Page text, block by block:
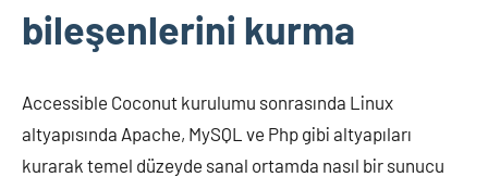
bileşenlerini kurma
Accessible Coconut kurulumu sonrasında Linux
altyapısında Apache, MySQL ve Php gibi altyapıları
kurarak temel düzeyde sanal ortamda nasıl bir sunucu